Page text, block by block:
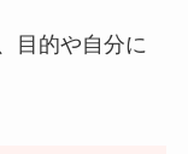
目的や自分に